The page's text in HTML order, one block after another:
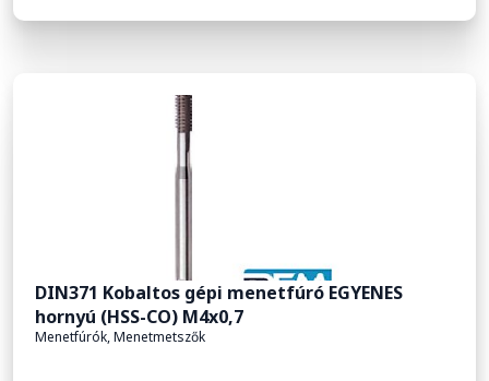
DIN371 Kobaltos gépi menetfúró EGYENES
hornyú (HSS-CO) M4x0,7
Menetfúrók, Menetmetszők